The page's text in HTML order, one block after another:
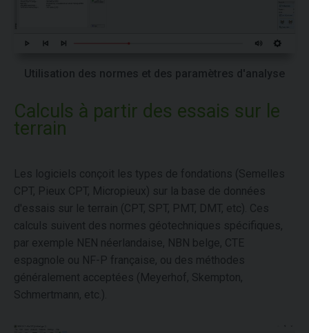
Utilisation des normes et des paramètres d'analyse
Calculs à partir des essais sur le
terrain
Les logiciels conçoit les types de fondations (Semelles
CPT, Pieux CPT, Micropieux) sur la base de données
d'essais sur le terrain (CPT, SPT, PMT, DMT, etc). Ces
calculs suivent des normes géotechniques spécifiques,
par exemple NEN néerlandaise, NBN belge, CTE
espagnole ou NF-P française, ou des méthodes
généralement acceptées (Meyerhof, Skempton,
Schmertmann, etc.).